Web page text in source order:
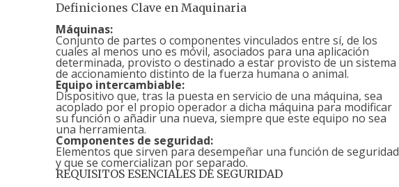
Definiciones Clave en Maquinaria
Máquinas:
Conjunto de partes o componentes vinculados entre sí, de los
cuales al menos uno es móvil, asociados para una aplicación
determinada, provisto o destinado a estar provisto de un sistema
de accionamiento distinto de la fuerza humana o animal.
Equipo intercambiable:
Dispositivo que, tras la puesta en servicio de una máquina, sea
acoplado por el propio operador a dicha máquina para modificar
su función o añadir una nueva, siempre que este equipo no sea
una herramienta.
Componentes de seguridad:
Elementos que sirven para desempeñar una función de seguridad
y que se comercializan por separado.
REQUISITOS ESENCIALES DE SEGURIDAD